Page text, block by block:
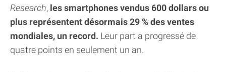
Research, les smartphones vendus 600 dollars ou
plus représentent désormais 29 % des ventes
mondiales, un record. Leur part a progressé de
quatre points en seulement un an.